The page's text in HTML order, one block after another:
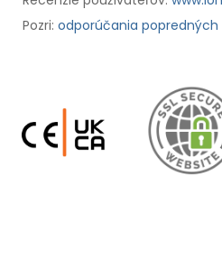
Pozri: odporúčania popredných